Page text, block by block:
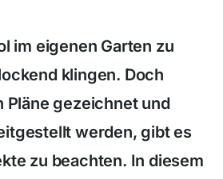
im eigenen Garten zu
klingen. Doch
Pläne gezeichnet und
werden, gibt es
zu beachten. In diesem